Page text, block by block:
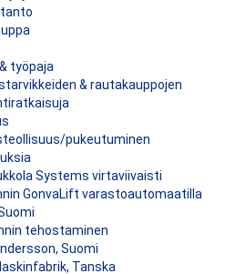
työpaja
& rautakauppojen
pukeutuminen
Systems virtaviivaisti
GonvaLift varastoautomaatilla
tehostaminen
Suomi
Tanska